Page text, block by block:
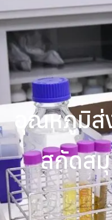
อุณหภูมิส่
สกัดส